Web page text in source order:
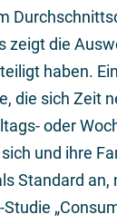
zeigt die
haben.
die sich Zeit
oder
und ihre
Standard